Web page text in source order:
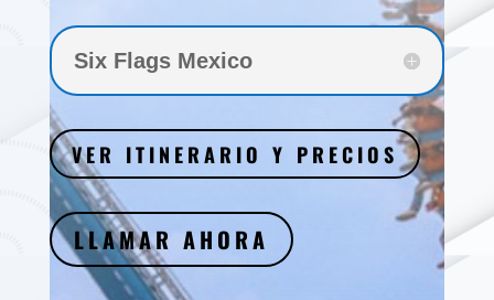
Six Flags Mexico
VER ITINERARIO Y PRECIOS
LLAMAR AHORA